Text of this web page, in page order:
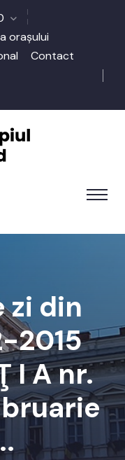
orașului
Contact
zi din
2015
I A nr.